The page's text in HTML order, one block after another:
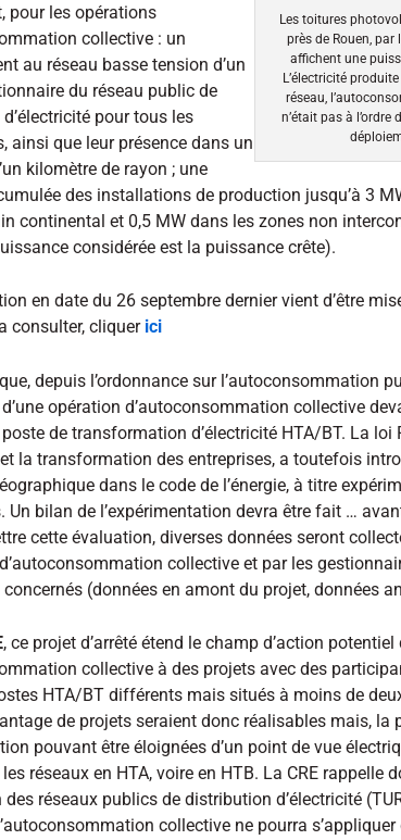
Les toitures
près de Rouen,
affichent une
L’électricité
réseau,
n’était pas à
pour les opérations
collective : un
au réseau basse tension d’un
du réseau public de
pour tous les
ainsi que leur présence dans un
kilomètre de rayon ; une
des installations de production jusqu’à 3
continental et 0,5 MW dans les zones non
considérée est la puissance crête).
en date du 26 septembre dernier vient d’être
consulter, cliquer ici
depuis l’ordonnance sur l’autoconsommation
opération d’autoconsommation collective
poste de transformation d’électricité HTA/BT. La loi
la transformation des entreprises, a toutefois
dans le code de l’énergie, à titre
Un bilan de l’expérimentation devra être fait …
cette évaluation, diverses données seront
collective et par les
(données en amont du projet, données
, ce projet d’arrêté étend le champ d’action potentiel
collective à des projets avec des
HTA/BT différents mais situés à moins de
de projets seraient donc réalisables mais, la
pouvant être éloignées d’un point de vue
réseaux en HTA, voire en HTB. La CRE rappelle
des réseaux publics de distribution d’électricité
collective ne pourra